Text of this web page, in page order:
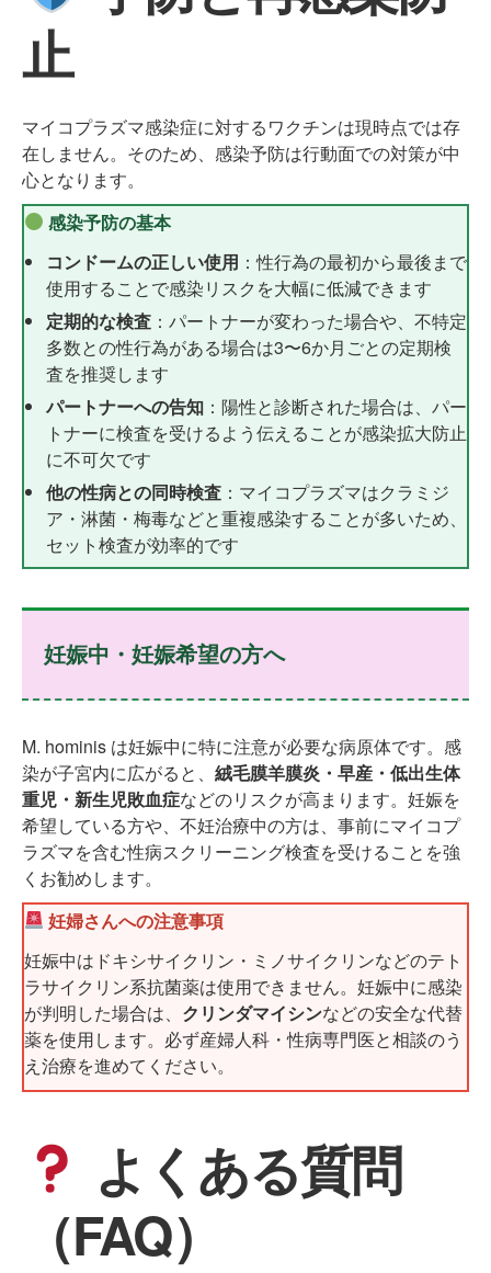
止
マイコプラズマ感染症に対するワクチンは現時点では存
在しません。そのため、感染予防は行動面での対策が中
心となります。
感染予防の基本
コンドームの正しい使用 ：性行為の最初から最後まで
使用することで感染リスクを大幅に低減できます
定期的な検査 ：パートナーが変わった場合や、不特定
多数との性行為がある場合は3〜6か月ごとの定期検
査を推奨します
パートナーへの告知 ：陽性と診断された場合は、パー
トナーに検査を受けるよう伝えることが感染拡大防止
に不可欠です
他の性病との同時検査 ：マイコプラズマはクラミジ
ア・淋菌・梅毒などと重複感染することが多いため、
セット検査が効率的です
妊娠中・妊娠希望の方へ
M. hominis は妊娠中に特に注意が必要な病原体です。感
染が子宮内に広がると、 絨毛膜羊膜炎・早産・低出生体
重児・新生児敗血症などのリスクが高まります。妊娠を
希望している方や、不妊治療中の方は、事前にマイコプ
ラズマを含む性病スクリーニング検査を受けることを強
くお勧めします。
妊婦さんへの注意事項
妊娠中はドキシサイクリン・ミノサイクリンなどのテト
ラサイクリン系抗菌薬は使用できません。妊娠中に感染
が判明した場合は、 クリンダマイシンなどの安全な代替
薬を使用します。必ず産婦人科・性病専門医と相談のう
え治療を進めてください。
よくある質問
（FAQ）